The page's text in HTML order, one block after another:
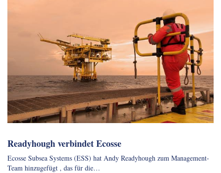
Readyhough verbindet Ecosse
Ecosse Subsea Systems (ESS) hat Andy Readyhough zum Management-
Team hinzugefügt , das für die…